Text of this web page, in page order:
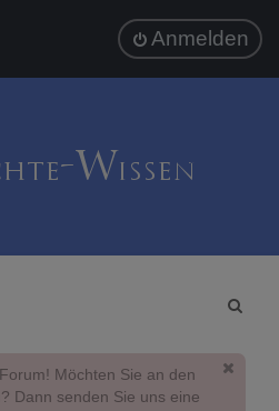
Anmelden
Möchten Sie an den
Dann senden Sie uns eine